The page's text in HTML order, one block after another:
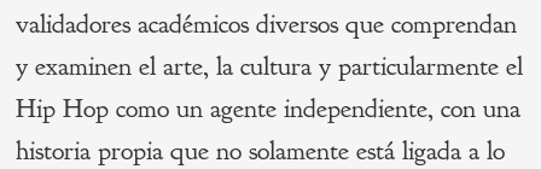
validadores académicos diversos que comprendan
y examinen el arte, la cultura y particularmente el
Hip Hop como un agente independiente, con una
historia propia que no solamente está ligada a lo